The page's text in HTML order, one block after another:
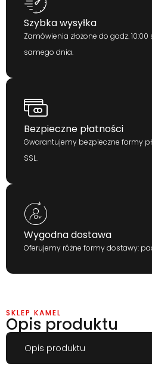
Szybka wysyłka
Zamówienia złożone do godz.
samego dnia.
Bezpieczne płatności
Gwarantujemy bezpieczne formy
SSL.
Wygodna dostawa
Oferujemy różne formy dostawy:
SKLEP KAMEL
Opis produktu
Opis produktu